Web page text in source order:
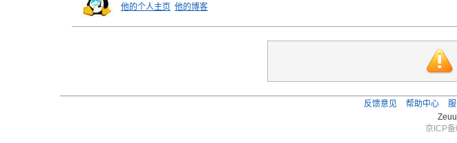
他的个人主页 他的博客
反馈意见 帮助中心
京ICP